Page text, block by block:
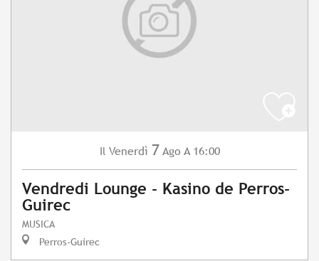
Il Venerdì 7 Ago A 16:00
Vendredi Lounge - Kasino de Perros-
Guirec
MUSICA
Perros-Guirec